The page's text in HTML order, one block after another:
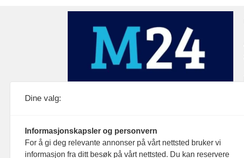
Dine valg:
Informasjonskapsler og personvern
For å gi deg relevante annonser på vårt nettsted bruker vi
informasjon fra ditt besøk på vårt nettsted. Du kan reservere